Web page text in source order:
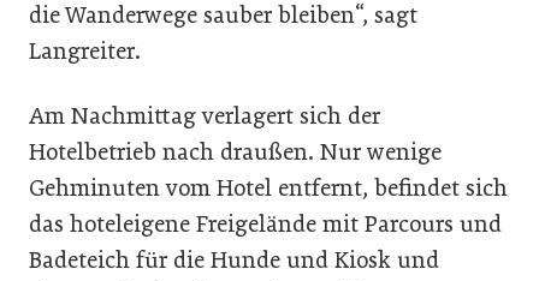
die Wanderwege sauber bleiben“, sagt
Langreiter.
Am Nachmittag verlagert sich der
Hotelbetrieb nach draußen. Nur wenige
Gehminuten vom Hotel entfernt, befindet sich
das hoteleigene Freigelände mit Parcours und
Badeteich für die Hunde und Kiosk und